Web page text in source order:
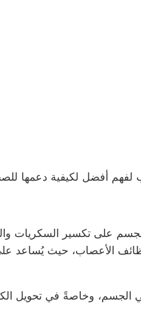
لفهم أفضل لكيفية دعمها
على تكسير السكريات
الأعصاب، حيث يُساعد
الجسم، وخاصةً في تحويل